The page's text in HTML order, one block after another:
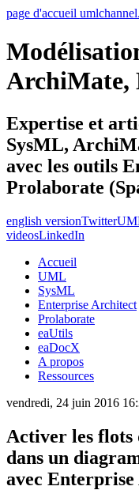
page d'accueil
ArchiMate,
Expertise et
SysML,
avec les outils
Prolaborate
english versionTwitter
videosLinkedIn
Accueil
UML
SysML
Enterprise Architect
Prolaborate
eaUtils
eaDocX
A propos
Ressources
vendredi, 24 juin 2016
Activer les flots
dans un
avec